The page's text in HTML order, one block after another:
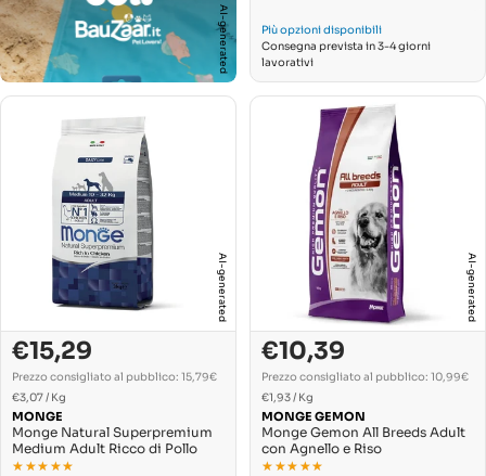
AI-generated
Più opzioni disponibili
Consegna prevista in 3-4 giorni
lavorativi
AI-generated
Prezzo
di
vendita
€15,29
normale
Prezzo consigliato al pubblico: 15,79€
PREZZO
UNITARIO
€3,07/ Per
Kg
MONGE
Monge Natural Superpremium
Medium Adult Ricco di Pollo
★★★★★
★★★★★
AI-generated
Prezzo
di
vendita
€10,39
normale
Prezzo consigliato al pubblico: 10,99€
PREZZO
UNITARIO
€1,93/ Per
Kg
MONGE GEMON
Monge Gemon All Breeds Adult
con Agnello e Riso
★★★★★
★★★★★